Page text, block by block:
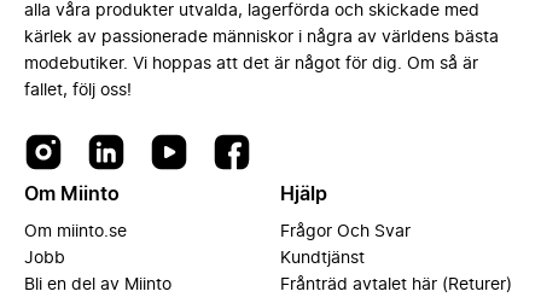
alla våra produkter utvalda, lagerförda och skickade med
kärlek av passionerade människor i några av världens bästa
modebutiker. Vi hoppas att det är något för dig. Om så är
fallet, följ oss!
Om Miinto
Om miinto.se
Jobb
Bli en del av Miinto
Hjälp
Frågor Och Svar
Kundtjänst
Frånträd avtalet här (Returer)